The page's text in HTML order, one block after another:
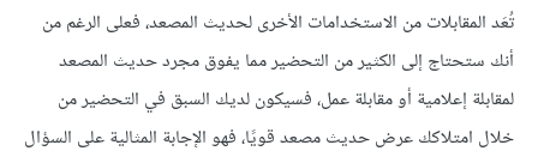
تُعَد المقابلات من الاستخدامات الأخرى لحديث المصعد، فعلى الرغم من
أنك ستحتاج إلى الكثير من التحضير مما يفوق مجرد حديث المصعد
لمقابلة إعلامية أو مقابلة عمل، فسيكون لديك السبق في التحضير من
خلال امتلاكك عرض حديث مصعد قويًا، فهو الإجابة المثالية على السؤال